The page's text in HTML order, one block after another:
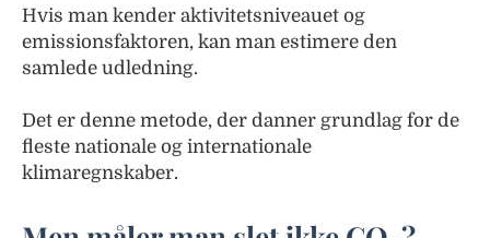
Hvis man kender aktivitetsniveauet og
emissionsfaktoren, kan man estimere den
samlede udledning.
Det er denne metode, der danner grundlag for de
fleste nationale og internationale
klimaregnskaber.